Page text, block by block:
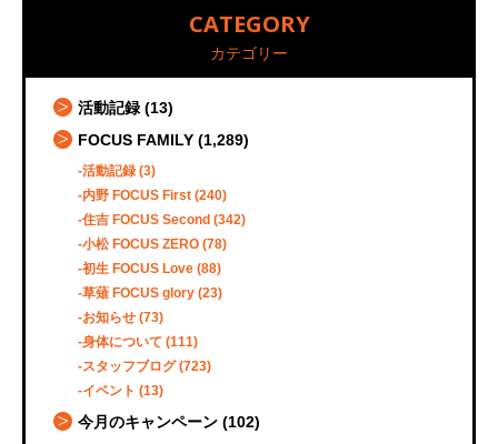
CATEGORY
カテゴリー
活動記録 (13)
FOCUS FAMILY (1,289)
活動記録 (3)
内野 FOCUS First (240)
住吉 FOCUS Second (342)
小松 FOCUS ZERO (78)
初生 FOCUS Love (88)
草薙 FOCUS glory (23)
お知らせ (73)
身体について (111)
スタッフブログ(723)
イベント (13)
今月のキャンペーン (102)